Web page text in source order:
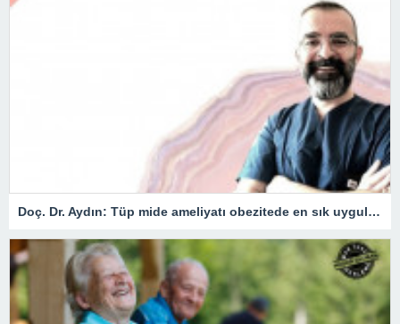
Doç. Dr. Aydın: Tüp mide ameliyatı obezitede en sık uygulanan yöntem